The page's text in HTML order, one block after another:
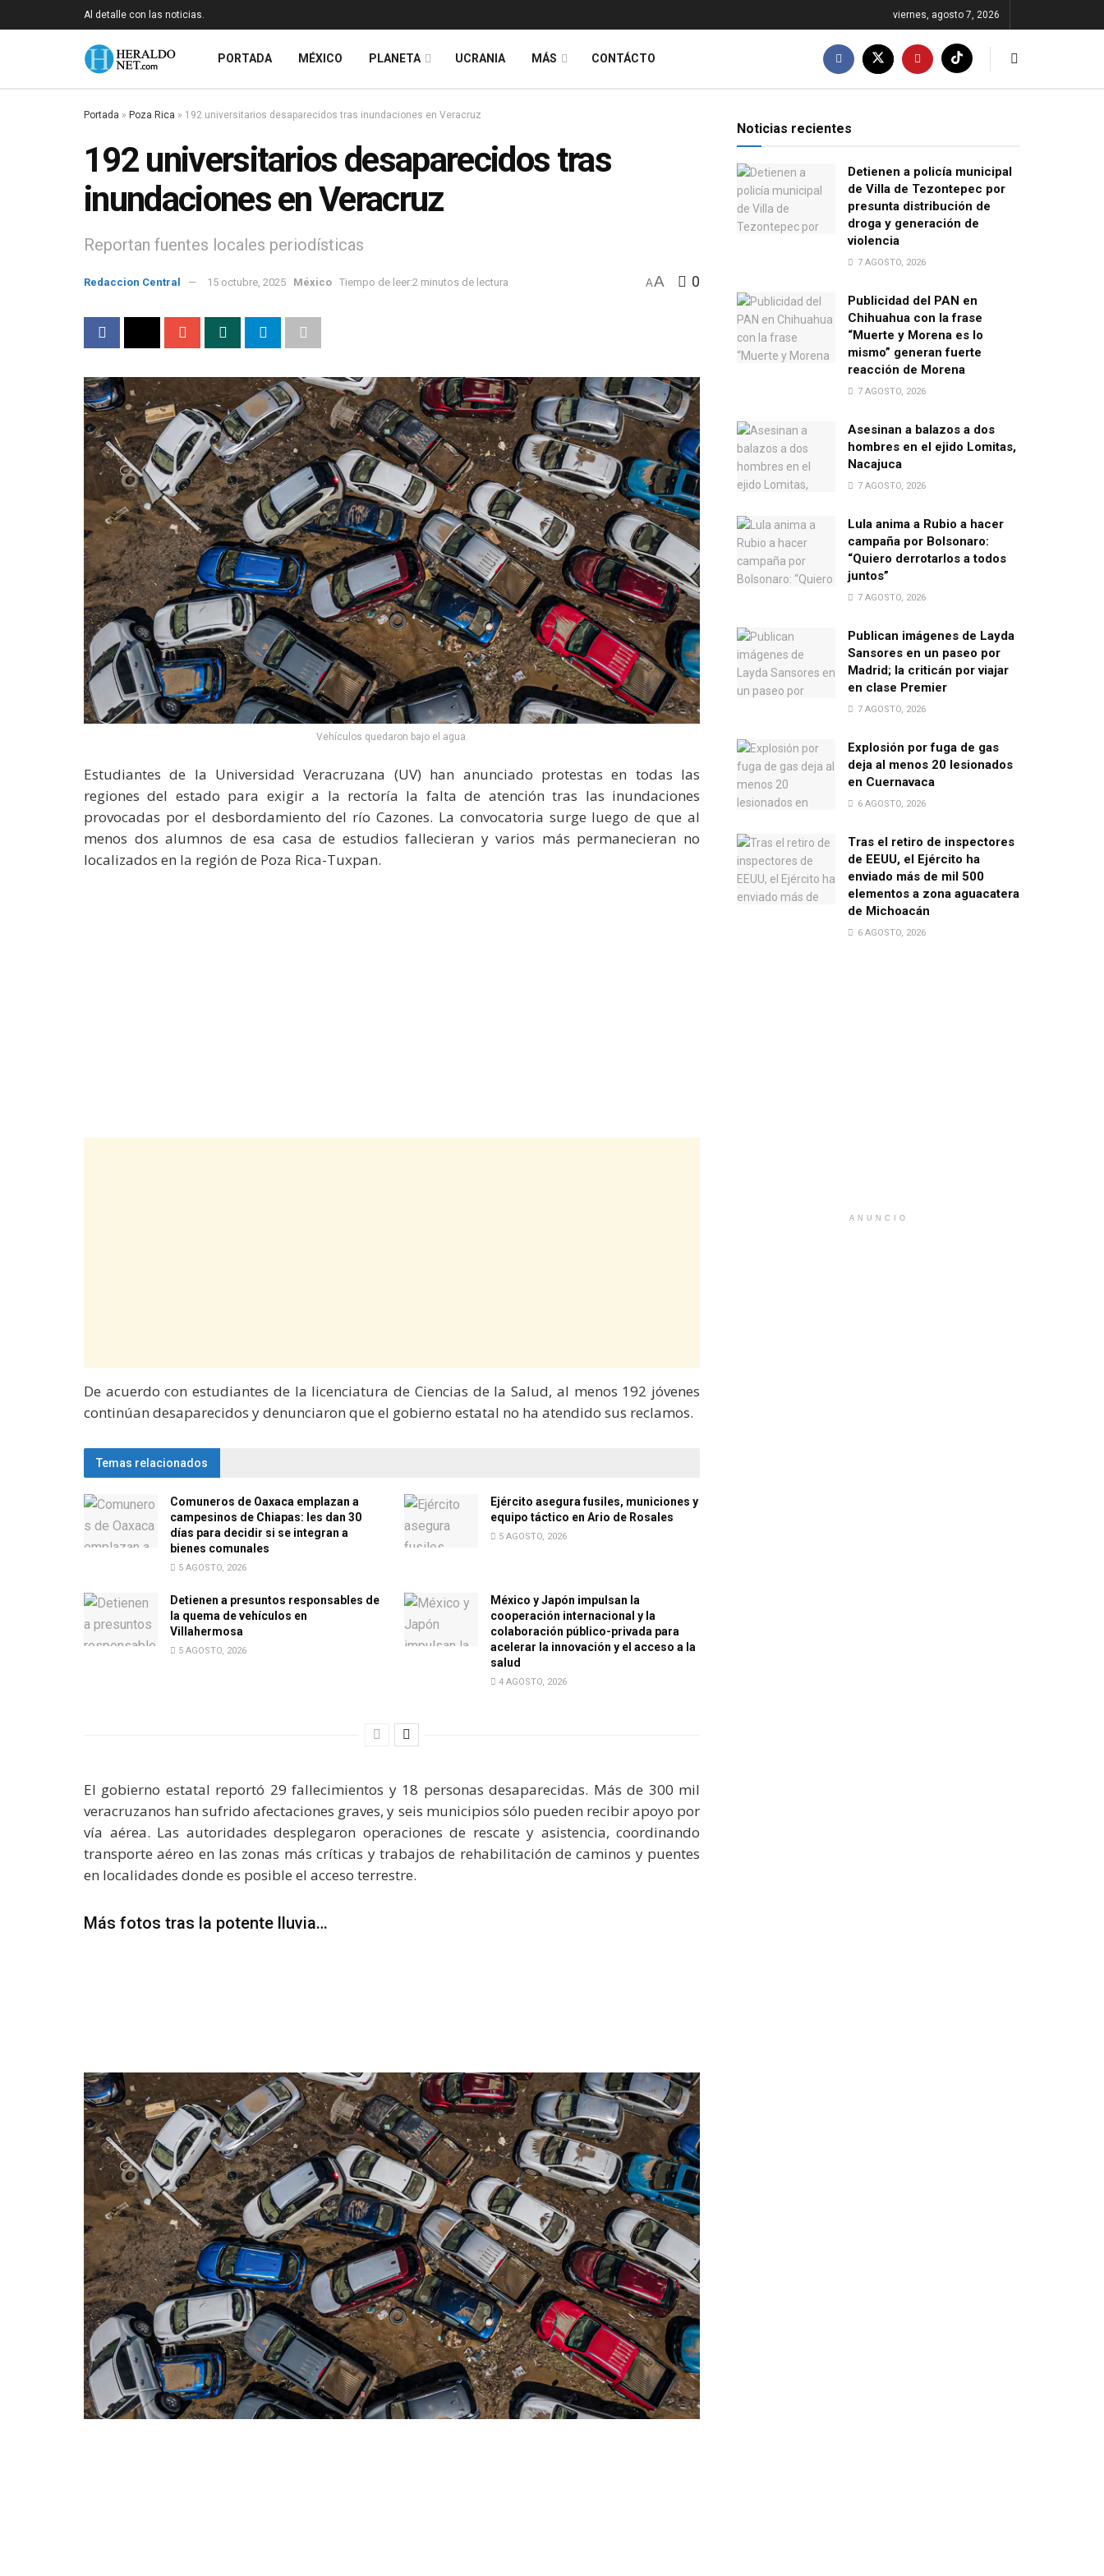
Al detalle con las noticias. viernes, agosto 7, 2026
PORTADA MÉXICO PLANETA UCRANIA MÁS CONTÁCTO
Portada » Poza Rica » 192 universitarios desaparecidos tras inundaciones en Veracruz
192 universitarios desaparecidos tras
inundaciones en Veracruz
Reportan fuentes locales periodísticas
Redaccion Central 15 octubre, 2025 México Tiempo de leer:2 minutos de lectura AA 0
Vehículos quedaron bajo el agua.
Estudiantes de la Universidad Veracruzana (UV) han anunciado protestas en todas las
regiones del estado para exigir a la rectoría la falta de atención tras las inundaciones
provocadas por el desbordamiento del río Cazones. La convocatoria surge luego de que al
menos dos alumnos de esa casa de estudios fallecieran y varios más permanecieran no
localizados en la región de Poza Rica-Tuxpan.
De acuerdo con estudiantes de la licenciatura de Ciencias de la Salud, al menos 192 jóvenes
continúan desaparecidos y denunciaron que el gobierno estatal no ha atendido sus reclamos.
Temas relacionados
Comuneros de Oaxaca emplazan a
campesinos de Chiapas: les dan 30
días para decidir si se integran a
bienes comunales
5 AGOSTO, 2026
Ejército asegura fusiles, municiones y
equipo táctico en Ario de Rosales
5 AGOSTO, 2026
Detienen a presuntos responsables de
la quema de vehículos en
Villahermosa
5 AGOSTO, 2026
México y Japón impulsan la
cooperación internacional y la
colaboración público-privada para
acelerar la innovación y el acceso a la
salud
4 AGOSTO, 2026
El gobierno estatal reportó 29 fallecimientos y 18 personas desaparecidas. Más de 300 mil
veracruzanos han sufrido afectaciones graves, y seis municipios sólo pueden recibir apoyo por
vía aérea. Las autoridades desplegaron operaciones de rescate y asistencia, coordinando
transporte aéreo en las zonas más críticas y trabajos de rehabilitación de caminos y puentes
en localidades donde es posible el acceso terrestre.
Más fotos tras la potente lluvia…
Noticias recientes
Detienen a policía municipal
de Villa de Tezontepec por
presunta distribución de
droga y generación de
violencia
7 AGOSTO, 2026
Publicidad del PAN en
Chihuahua con la frase
“Muerte y Morena es lo
mismo” generan fuerte
reacción de Morena
7 AGOSTO, 2026
Asesinan a balazos a dos
hombres en el ejido Lomitas,
Nacajuca
7 AGOSTO, 2026
Lula anima a Rubio a hacer
campaña por Bolsonaro:
“Quiero derrotarlos a todos
juntos”
7 AGOSTO, 2026
Publican imágenes de Layda
Sansores en un paseo por
Madrid; la criticán por viajar
en clase Premier
7 AGOSTO, 2026
Explosión por fuga de gas
deja al menos 20 lesionados
en Cuernavaca
6 AGOSTO, 2026
Tras el retiro de inspectores
de EEUU, el Ejército ha
enviado más de mil 500
elementos a zona aguacatera
de Michoacán
6 AGOSTO, 2026
ANUNCIO